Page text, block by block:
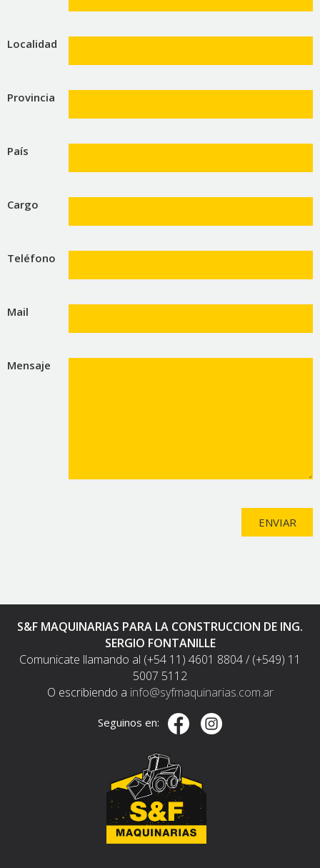
Localidad
Provincia
País
Cargo
Teléfono
Mail
Mensaje
S&F MAQUINARIAS PARA LA CONSTRUCCION DE ING.
SERGIO FONTANILLE
Comunicate llamando al (+54 11) 4601 8804 / (+549) 11
5007 5112
O escribiendo a info@syfmaquinarias.com.ar
Seguinos en: